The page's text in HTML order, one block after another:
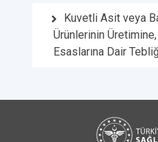
Kuvetli Asit veya
Ürünlerinin
Esaslarına Dair Tebliğ